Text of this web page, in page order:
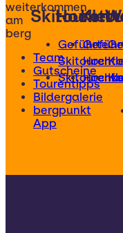
weiterkommen
am
berg
Team
Gutscheine
Tourentipps
Bildergalerie
bergpunkt
App
Skitouren
Geführte
Skitouren